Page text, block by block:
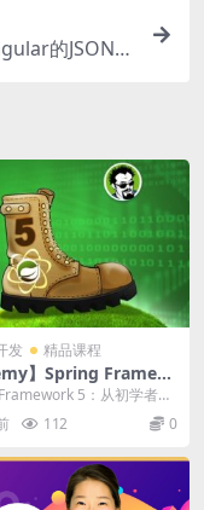
的JSON
发 精品课程
】Spring Framew
to Guru
5：从初学者到
Framew...
112 0